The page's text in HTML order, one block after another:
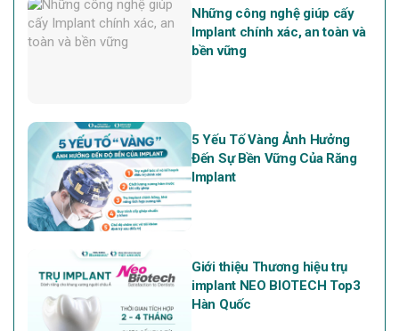
Những công nghệ giúp cấy
Implant chính xác, an toàn và
bền vững
5 Yếu Tố Vàng Ảnh Hưởng
Đến Sự Bền Vững Của Răng
Implant
Giới thiệu Thương hiệu trụ
implant NEO BIOTECH Top3
Hàn Quốc